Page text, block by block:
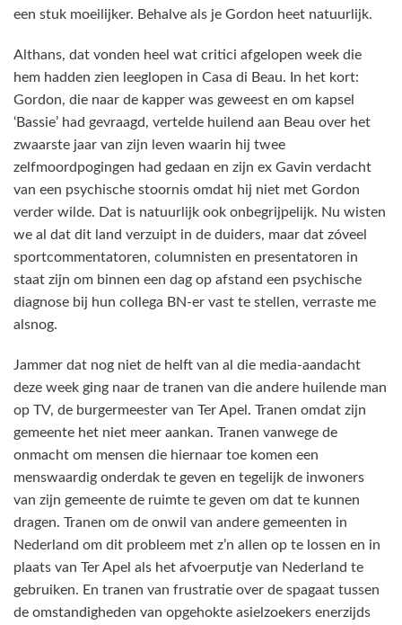
een stuk moeilijker. Behalve als je Gordon heet natuurlijk.
Althans, dat vonden heel wat critici afgelopen week die
hem hadden zien leeglopen in Casa di Beau. In het kort:
Gordon, die naar de kapper was geweest en om kapsel
‘Bassie’ had gevraagd, vertelde huilend aan Beau over het
zwaarste jaar van zijn leven waarin hij twee
zelfmoordpogingen had gedaan en zijn ex Gavin verdacht
van een psychische stoornis omdat hij niet met Gordon
verder wilde. Dat is natuurlijk ook onbegrijpelijk. Nu wisten
we al dat dit land verzuipt in de duiders, maar dat zóveel
sportcommentatoren, columnisten en presentatoren in
staat zijn om binnen een dag op afstand een psychische
diagnose bij hun collega BN-er vast te stellen, verraste me
alsnog.
Jammer dat nog niet de helft van al die media-aandacht
deze week ging naar de tranen van die andere huilende man
op TV, de burgermeester van Ter Apel. Tranen omdat zijn
gemeente het niet meer aankan. Tranen vanwege de
onmacht om mensen die hiernaar toe komen een
menswaardig onderdak te geven en tegelijk de inwoners
van zijn gemeente de ruimte te geven om dat te kunnen
dragen. Tranen om de onwil van andere gemeenten in
Nederland om dit probleem met z’n allen op te lossen en in
plaats van Ter Apel als het afvoerputje van Nederland te
gebruiken. En tranen van frustratie over de spagaat tussen
de omstandigheden van opgehokte asielzoekers enerzijds